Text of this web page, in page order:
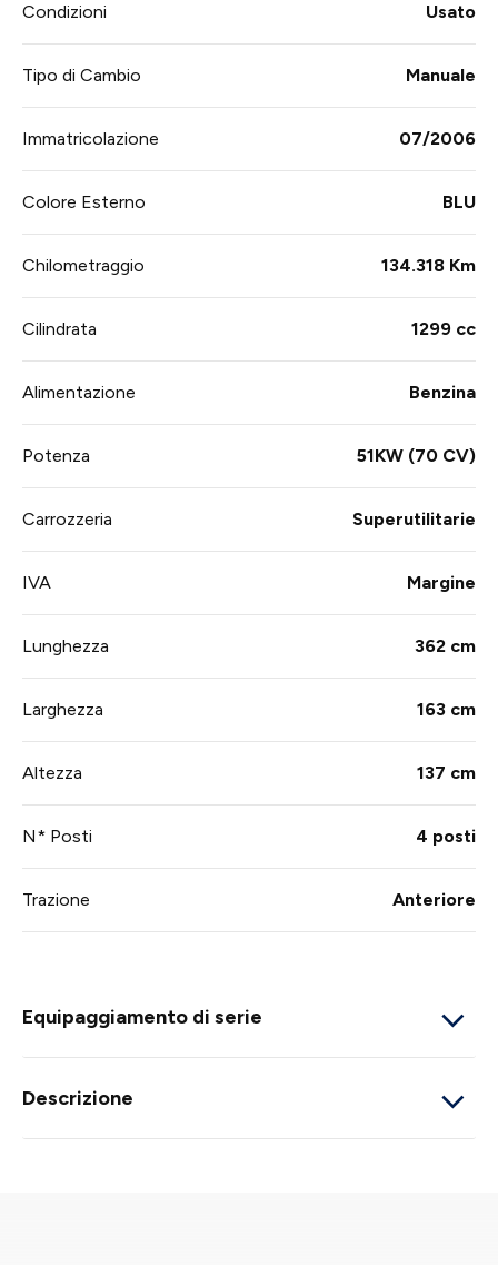
Condizioni Usato
Tipo di Cambio Manuale
Immatricolazione 07/2006
Colore Esterno BLU
Chilometraggio 134.318 Km
Cilindrata 1299 cc
Alimentazione Benzina
Potenza 51KW (70 CV)
Carrozzeria Superutilitarie
IVA Margine
Lunghezza 362 cm
Larghezza 163 cm
Altezza 137 cm
N* Posti 4 posti
Trazione Anteriore
Equipaggiamento di serie
Descrizione